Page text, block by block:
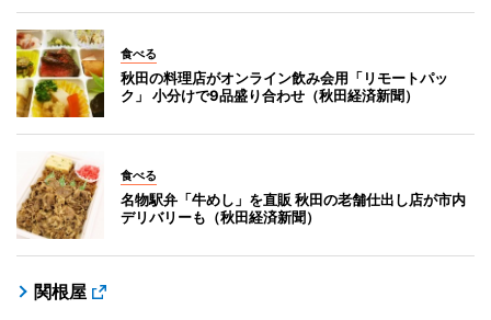
食べる
秋田の料理店がオンライン飲み会用「リモートパッ
ク」 小分けで9品盛り合わせ（秋田経済新聞）
食べる
名物駅弁「牛めし」を直販 秋田の老舗仕出し店が市内
デリバリーも（秋田経済新聞）
関根屋